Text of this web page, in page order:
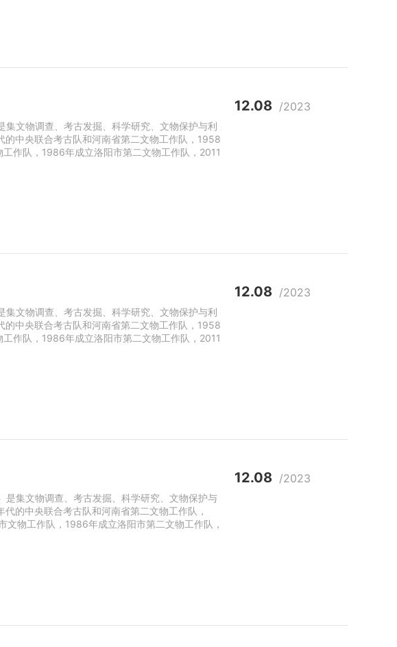
文物调查、考古发掘、科学研究、文物保护与利
中央联合考古队和河南省第二文物工作队，1958
作队，1986年成立洛阳市第二文物工作队，2011
12.08 /2023
文物调查、考古发掘、科学研究、文物保护与利
中央联合考古队和河南省第二文物工作队，1958
作队，1986年成立洛阳市第二文物工作队，2011
12.08 /2023
集文物调查、考古发掘、科学研究、文物保护与
的中央联合考古队和河南省第二文物工作队，
物工作队，1986年成立洛阳市第二文物工作队，
12.08 /2023